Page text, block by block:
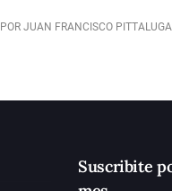
POR JUAN FRANCISCO PITTALUGA
Suscribite